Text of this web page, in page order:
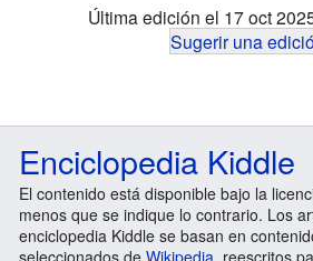
Última edición el 17 oct
Sugerir una
Enciclopedia Kiddle
El contenido está disponible bajo la
menos que se indique lo contrario. Los
enciclopedia Kiddle se basan en